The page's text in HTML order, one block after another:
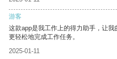
游客
这款app是我工作上的得力助手，让
更轻松地完成工作任务。
2025-01-11